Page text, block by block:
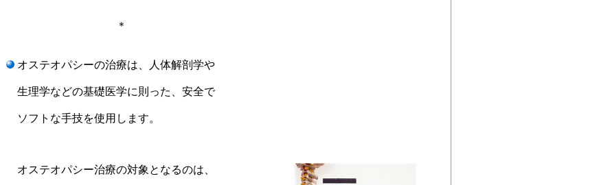
＊
オステオパシーの治療は、人体解剖学や
生理学などの基礎医学に則った、安全で
ソフトな手技を使用します。
オステオパシー治療の対象となるのは、